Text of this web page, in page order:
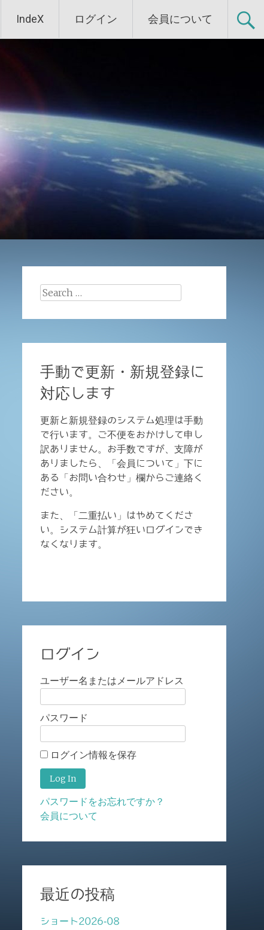
IndeX ログイン 会員について
Search
手動で更新・新規登録に
対応します
更新と新規登録のシステム処理は手動
で行います。ご不便をおかけして申し
訳ありません。お手数ですが、支障が
ありましたら、「会員について」下に
ある「お問い合わせ」欄からご連絡く
ださい。
また、「二重払い」はやめてくださ
い。システム計算が狂いログインでき
なくなります。
ログイン
ユーザー名またはメールアドレス
パスワード
ログイン情報を保存
パスワードをお忘れですか？
会員について
最近の投稿
ショート2026-08